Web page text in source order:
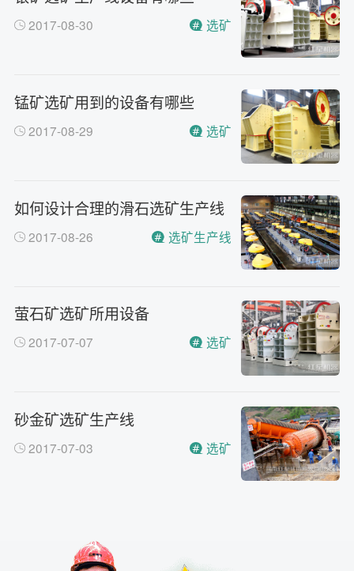
环保测验均达到标准
小型的制砂机类型有哪些？
2017-08-30 选矿
锰矿选矿用到的设备有哪些
2017-08-29 选矿
如何设计合理的滑石选矿生产线
2017-08-26 选矿生产线
萤石矿选矿所用设备
2017-07-07 选矿
砂金矿选矿生产线
2017-07-03 选矿